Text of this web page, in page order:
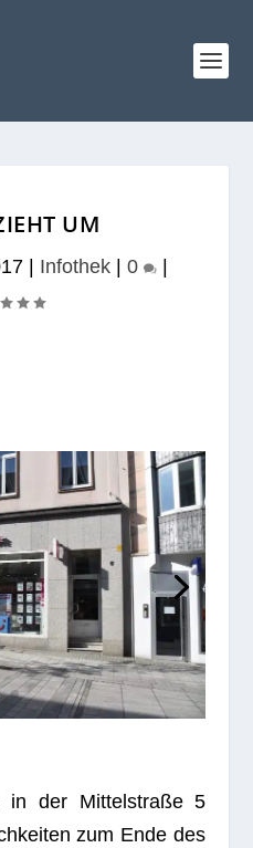
UM
Infothek 0
in der Mit­tel­straße 5
zum Ende des